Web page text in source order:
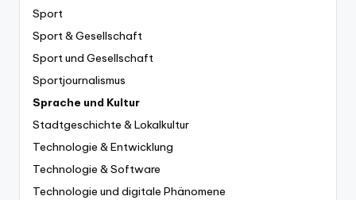
Sport
Sport & Gesellschaft
Sport und Gesellschaft
Sportjournalismus
Sprache und Kultur
Stadtgeschichte & Lokalkultur
Technologie & Entwicklung
Technologie & Software
Technologie und digitale Phänomene